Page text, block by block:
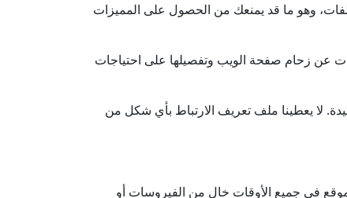
وهو ما قد يمنعك من الحصول على المميزات
عن زحام صفحة الويب وتفصيلها على احتياجات
لا يعطينا ملف تعريف الارتباط بأي شكل من
في جميع الأوقات خال من الفيروسات أو